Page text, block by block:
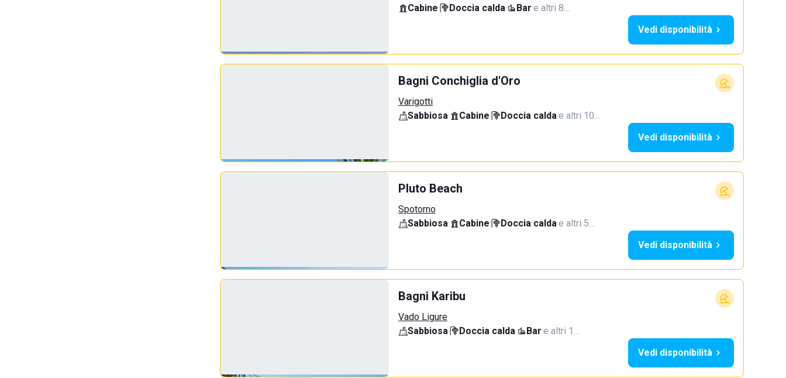
Cabine· Doccia calda· Bar·e altri 8…
Vedi disponibilità
Bagni Conchiglia d'Oro
Varigotti
Sabbiosa· Cabine· Doccia calda·e altri 10…
Vedi disponibilità
Pluto Beach
Spotorno
Sabbiosa· Cabine· Doccia calda·e altri 5…
Vedi disponibilità
Bagni Karibu
Vado Ligure
Sabbiosa· Doccia calda· Bar·e altri 1…
Vedi disponibilità